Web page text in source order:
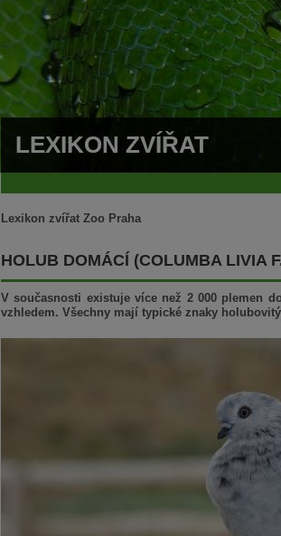
LEXIKON ZVÍŘAT
LEXIKON ZVÍŘAT
Lexikon zvířat Zoo Praha
HOLUB DOMÁCÍ (COLUMBA LIVIA
V současnosti existuje více než 2 000 plemen
vzhledem. Všechny mají typické znaky